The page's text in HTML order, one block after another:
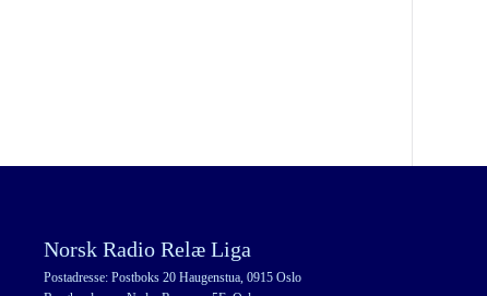
Norsk Radio Relæ Liga
Postadresse: Postboks 20 Haugenstua, 0915 Oslo